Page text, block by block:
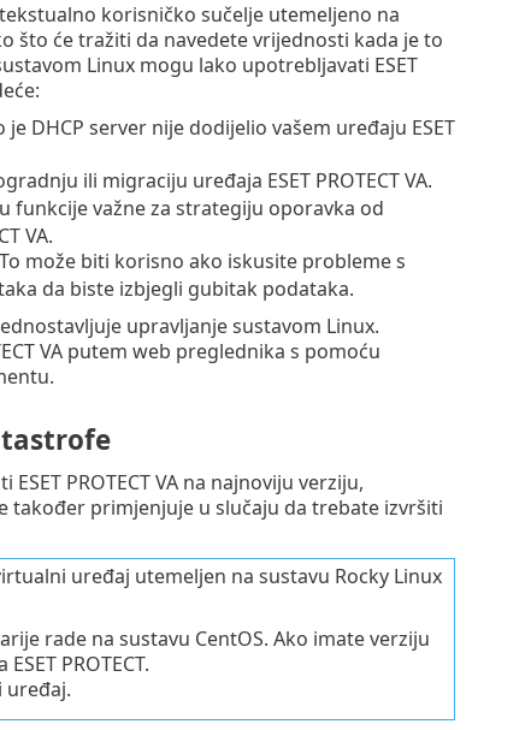
korisničko sučelje utemeljeno na
što će tražiti da navedete vrijednosti kada je to
Linux mogu lako upotrebljavati ESET
DHCP server nije dodijelio vašem uređaju ESET
ili migraciju uređaja ESET PROTECT VA.
funkcije važne za strategiju oporavka od
VA.
može biti korisno ako iskusite probleme s
da biste izbjegli gubitak podataka.
upravljanje sustavom Linux.
VA putem web preglednika s pomoću
PROTECT VA na najnoviju verziju,
primjenjuje u slučaju da trebate izvršiti
uređaj utemeljen na sustavu Rocky Linux
rade na sustavu CentOS. Ako imate verziju
PROTECT.
uređaj.